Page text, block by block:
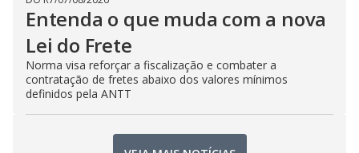
Entenda o que muda com a nova
Lei do Frete
Norma visa reforçar a fiscalização e combater a
contratação de fretes abaixo dos valores mínimos
definidos pela ANTT